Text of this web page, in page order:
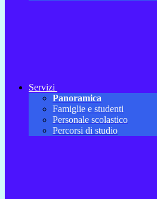
Servizi
Panoramica
Famiglie e studenti
Personale scolastico
Percorsi di studio